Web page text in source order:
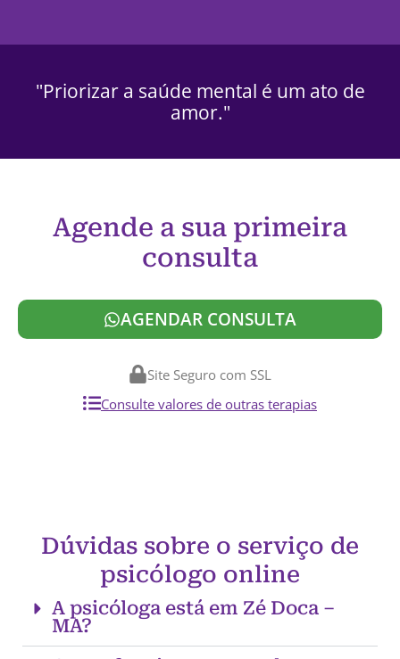
"Priorizar a saúde mental é um ato de
amor."
Agende a sua primeira
consulta
AGENDAR CONSULTA
Site Seguro com SSL
Consulte valores de outras terapias
Dúvidas sobre o serviço de
psicólogo online
A psicóloga está em Zé Doca –
MA?